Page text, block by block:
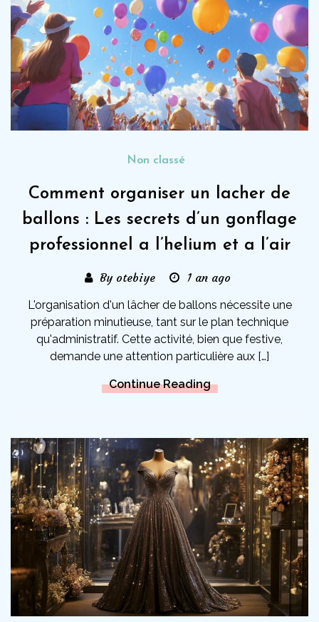
Non classé
Comment organiser un lacher de
ballons : Les secrets d’un gonflage
professionnel a l’helium et a l’air
By otebiye 1 an ago
L'organisation d'un lâcher de ballons nécessite une
préparation minutieuse, tant sur le plan technique
qu'administratif. Cette activité, bien que festive,
demande une attention particulière aux […]
Continue Reading